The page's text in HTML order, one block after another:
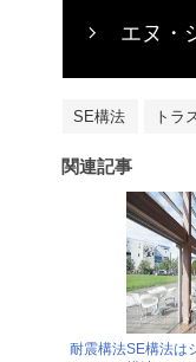
エヌ・
SE構法 トラ
関連記事
耐震構法SE構法は